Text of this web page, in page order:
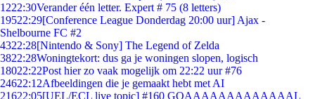
1222:30Verander één letter. Expert # 75 (8 letters)
19522:29[Conference League Donderdag 20:00 uur] Ajax -
Shelbourne FC #2
4322:28[Nintendo & Sony] The Legend of Zelda
3822:28Woningtekort: dus ga je woningen slopen, logisch
18022:22Post hier zo vaak mogelijk om 22:22 uur #76
24622:12Afbeeldingen die je gemaakt hebt met AI
21622:05[UEL/ECL live topic] #160 GOAAAAAAAAAAAAAL